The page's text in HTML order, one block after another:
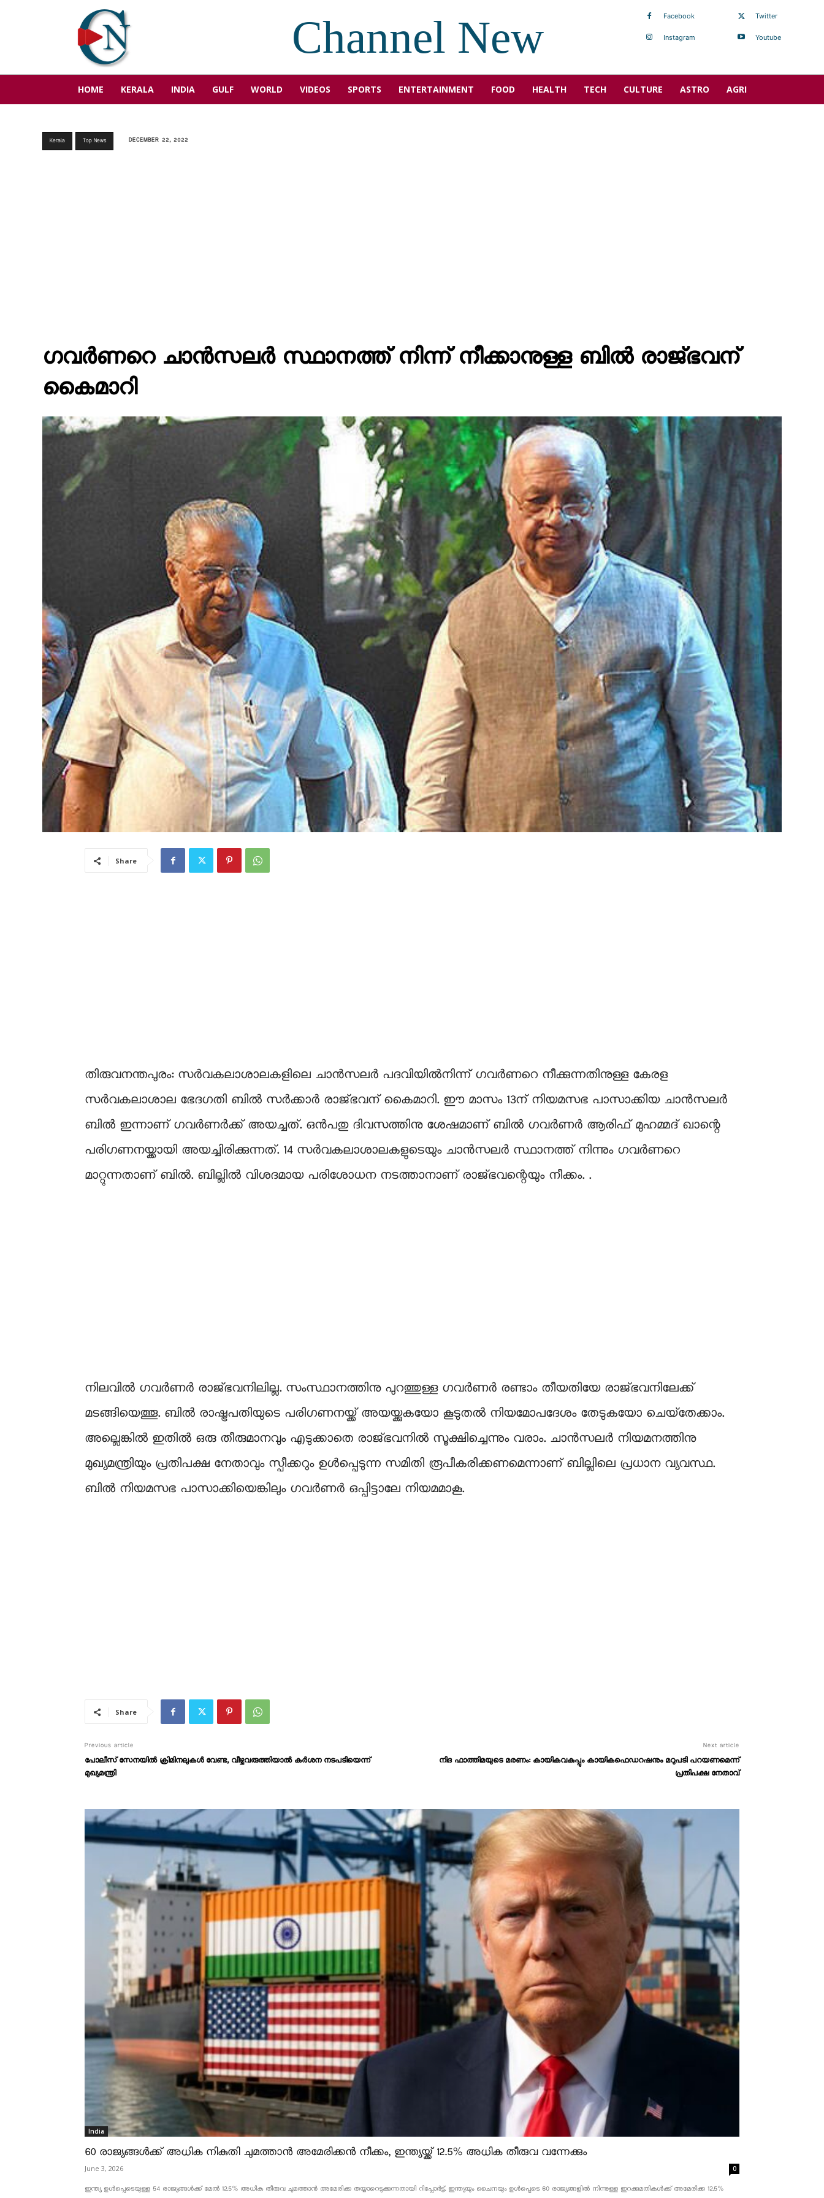
Channel New Facebook
Instagram
Twitter
Youtube
HOME KERALA INDIA GULF WORLD VIDEOS SPORTS ENTERTAINMENT FOOD HEALTH TECH CULTURE ASTRO AGRI
Kerala Top News DECEMBER 22, 2022
ഗവര്‍ണറെ ചാന്‍സലര്‍ സ്ഥാനത്ത് നിന്ന് നീക്കാനുള്ള ബില്‍ രാജ്ഭവന്
കൈമാറി
Share
തിരുവനന്തപുരം: സര്‍വകലാശാലകളിലെ ചാന്‍സലര്‍ പദവിയില്‍നിന്ന് ഗവര്‍ണറെ നീക്കുന്നതിനുള്ള കേരള
സര്‍വകലാശാല ഭേദഗതി ബില്‍ സര്‍ക്കാര്‍ രാജ്ഭവന് കൈമാറി. ഈ മാസം 13ന് നിയമസഭ പാസാക്കിയ ചാൻസലർ
ബിൽ ഇന്നാണ് ഗവർണർക്ക് അയച്ചത്. ഒന്‍പതു ദിവസത്തിനു ശേഷമാണ് ബില്‍ ഗവര്‍ണര്‍ ആരിഫ് മുഹമ്മദ് ഖാന്റെ
പരിഗണനയ്ക്കായി അയച്ചിരിക്കുന്നത്. 14 സർവകലാശാലകളുടെയും ചാൻസലർ സ്ഥാനത്ത് നിന്നും ഗവർണറെ
മാറ്റുന്നതാണ് ബിൽ. ബില്ലിൽ വിശദമായ പരിശോധന നടത്താനാണ് രാജ്ഭവന്റെയും നീക്കം. .
നിലവില്‍ ഗവര്‍ണര്‍ രാജ്ഭവനിലില്ല. സംസ്ഥാനത്തിനു പുറത്തുള്ള ഗവര്‍ണര്‍ രണ്ടാം തീയതിയേ രാജ്ഭവനിലേക്ക്
മടങ്ങിയെത്തൂ. ബില്‍ രാഷ്ട്രപതിയുടെ പരിഗണനയ്ക്ക് അയയ്ക്കുകയോ കൂടുതല്‍ നിയമോപദേശം തേടുകയോ ചെയ്‌തേക്കാം.
അല്ലെങ്കില്‍ ഇതില്‍ ഒരു തീരുമാനവും എടുക്കാതെ രാജ്ഭവനില്‍ സൂക്ഷിച്ചെന്നും വരാം. ചാന്‍സലര്‍ നിയമനത്തിനു
മുഖ്യമന്ത്രിയും പ്രതിപക്ഷ നേതാവും സ്പീക്കറും ഉള്‍പ്പെടുന്ന സമിതി രൂപീകരിക്കണമെന്നാണ് ബില്ലിലെ പ്രധാന വ്യവസ്ഥ.
ബില്‍ നിയമസഭ പാസാക്കിയെങ്കിലും ഗവര്‍ണര്‍ ഒപ്പിട്ടാലേ നിയമമാകൂ.
Share
Previous article
പോലീസ് സേനയിൽ ക്രിമിനലുകൾ വേണ്ട, വീഴ്ചവരുത്തിയാൽ കർശന നടപടിയെന്ന്
മുഖ്യമന്ത്രി
Next article
നിദ ഫാത്തിമയുടെ മരണം: കായികവകുപ്പും കായികഫെഡറഷനും മറുപടി പറയണമെന്ന്
പ്രതിപക്ഷ നേതാവ്
India
60 രാജ്യങ്ങൾക്ക് അധിക നികുതി ചുമത്താൻ അമേരിക്കൻ നീക്കം, ഇന്ത്യയ്ക്ക് 12.5% അധിക തീരുവ വന്നേക്കും
June 3, 2026 0
ഇന്ത്യ ഉൾപ്പെടെയുള്ള 54 രാജ്യങ്ങൾക്ക് മേൽ 12.5% അധിക തീരുവ ചുമത്താൻ അമേരിക്ക തയ്യാറെടുക്കുന്നതായി റിപ്പോർട്ട്. ഇന്ത്യയും ചൈനയും ഉൾപ്പെടെ 60 രാജ്യങ്ങളിൽ നിന്നുള്ള ഇറക്കുമതികൾക്ക് അമേരിക്ക 12.5% ​​